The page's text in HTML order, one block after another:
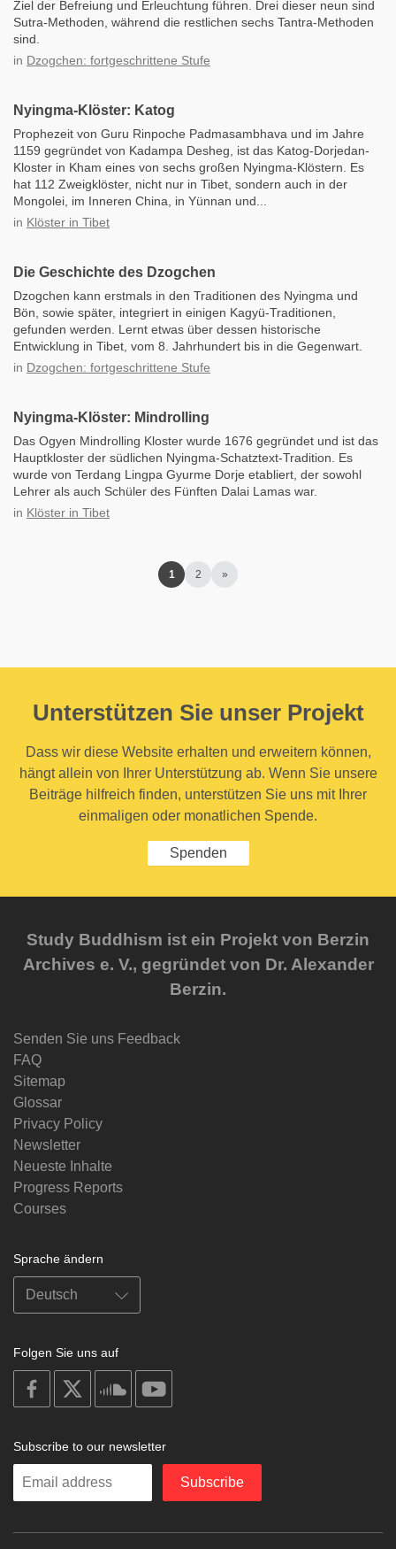
Ziel der Befreiung und Erleuchtung führen. Drei dieser neun sind
Sutra-Methoden, während die restlichen sechs Tantra-Methoden
sind.
in Dzogchen: fortgeschrittene Stufe
Nyingma-Klöster: Katog
Prophezeit von Guru Rinpoche Padmasambhava und im Jahre
1159 gegründet von Kadampa Desheg, ist das Katog-Dorjedan-
Kloster in Kham eines von sechs großen Nyingma-Klöstern. Es
hat 112 Zweigklöster, nicht nur in Tibet, sondern auch in der
Mongolei, im Inneren China, in Yünnan und...
in Klöster in Tibet
Die Geschichte des Dzogchen
Dzogchen kann erstmals in den Traditionen des Nyingma und
Bön, sowie später, integriert in einigen Kagyü-Traditionen,
gefunden werden. Lernt etwas über dessen historische
Entwicklung in Tibet, vom 8. Jahrhundert bis in die Gegenwart.
in Dzogchen: fortgeschrittene Stufe
Nyingma-Klöster: Mindrolling
Das Ogyen Mindrolling Kloster wurde 1676 gegründet und ist das
Hauptkloster der südlichen Nyingma-Schatztext-Tradition. Es
wurde von Terdang Lingpa Gyurme Dorje etabliert, der sowohl
Lehrer als auch Schüler des Fünften Dalai Lamas war.
in Klöster in Tibet
1 2 »
Unterstützen Sie unser Projekt
Dass wir diese Website erhalten und erweitern können,
hängt allein von Ihrer Unterstützung ab. Wenn Sie unsere
Beiträge hilfreich finden, unterstützen Sie uns mit Ihrer
einmaligen oder monatlichen Spende.
Spenden
Study Buddhism ist ein Projekt von Berzin
Archives e. V., gegründet von Dr. Alexander
Berzin.
Senden Sie uns Feedback
FAQ
Sitemap
Glossar
Privacy Policy
Newsletter
Neueste Inhalte
Progress Reports
Courses
Sprache ändern
Folgen Sie uns auf
on
facebook
soundcloud
Subscribe to our newsletter
Enter
Subscribe